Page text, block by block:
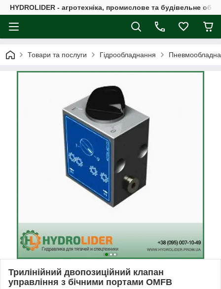
HYDROLIDER - агротехніка, промислове та будівельне
Товари та послуги Гідрообладнання
Трилінійний двопозиційний клапан
управління з бічними портами OMFB